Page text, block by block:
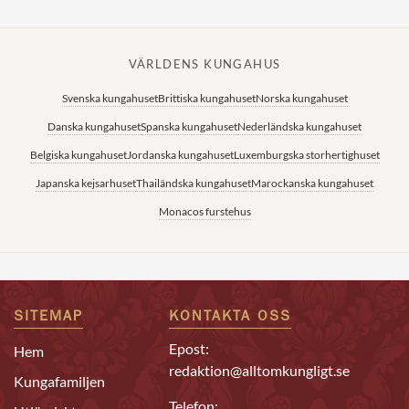
VÄRLDENS KUNGAHUS
Svenska kungahusetBrittiska kungahusetNorska kungahuset
Danska kungahusetSpanska kungahusetNederländska kungahuset
Belgiska kungahusetJordanska kungahusetLuxemburgska storhertighuset
Japanska kejsarhusetThailändska kungahusetMarockanska kungahuset
Monacos furstehus
SITEMAP
Hem
Kungafamiljen
KONTAKTA OSS
Epost:
redaktion@alltomkungligt.se